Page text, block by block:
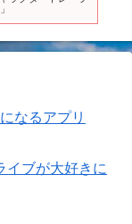
なるアプリ
ブが大好きに